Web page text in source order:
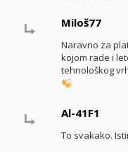
Miloš77
Naravno za
kojom rade i
tehnološkog
Al-41F1
To svakako.